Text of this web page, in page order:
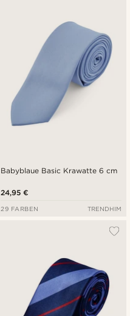
Babyblaue Basic Krawatte 6 cm
24,95 €
29 FARBEN TRENDHIM